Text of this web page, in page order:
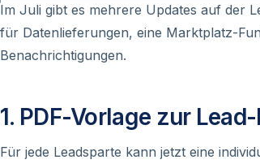
Im Juli gibt es mehrere Updates auf der
für Datenlieferungen, eine Marktplatz-
Benachrichtigungen.
1. PDF-Vorlage zur
Für jede Leadsparte kann jetzt eine